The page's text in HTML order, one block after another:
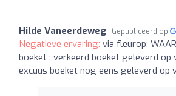
Hilde Vaneerdeweg Gepubliceerd op
Negatieve ervaring: via fleurop:
boeket : verkeerd boeket geleverd op
excuus boeket nog eens geleverd op